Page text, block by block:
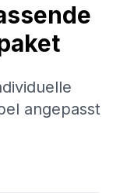
angepasst